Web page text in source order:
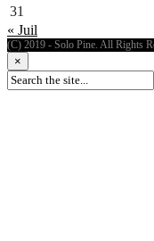
31
« Juil
(C) 2019 - Solo Pine. All Rights
×